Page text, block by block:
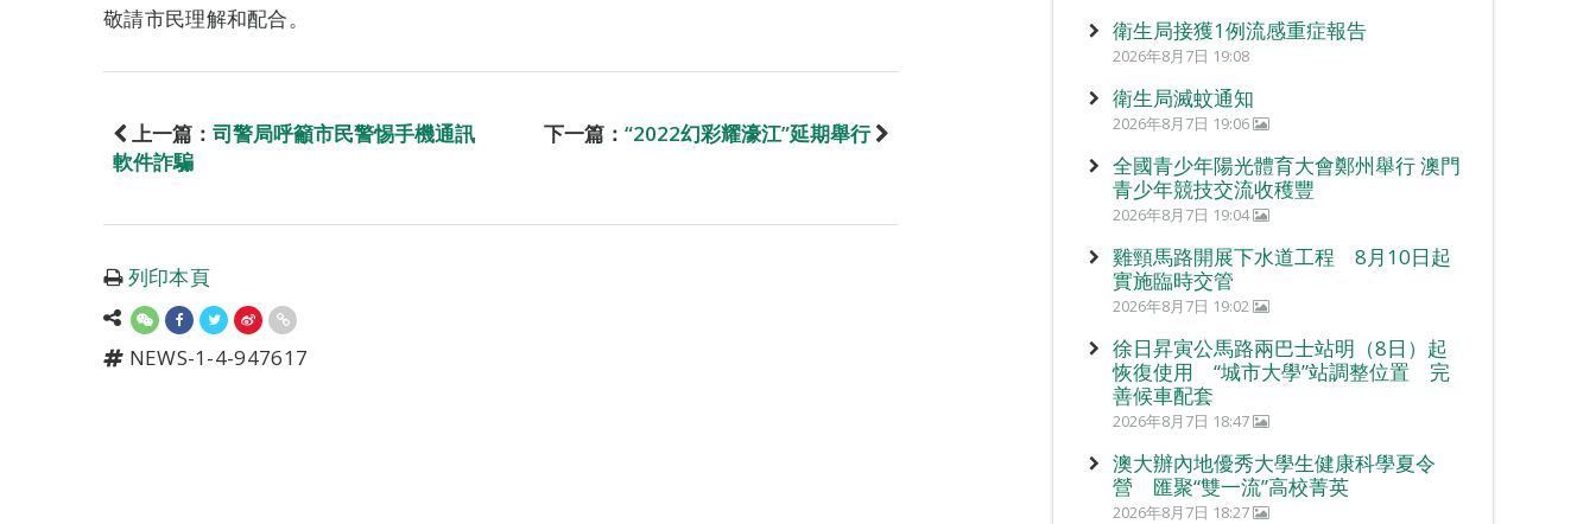
敬請市民理解和配合。
上一篇： 司警局呼籲市民警惕手機通訊
軟件詐騙
下一篇： “2022幻彩耀濠江”延期舉行
列印本頁
NEWS-1-4-947617
衛生局接獲1例流感重症報告
2026年8月7日 19:08
衛生局滅蚊通知
2026年8月7日 19:06
全國青少年陽光體育大會鄭州舉行 澳門
青少年競技交流收穫豐
2026年8月7日 19:04
雞頸馬路開展下水道工程 8月10日起
實施臨時交管
2026年8月7日 19:02
徐日昇寅公馬路兩巴士站明（8日）起
恢復使用 “城市大學”站調整位置 完
善候車配套
2026年8月7日 18:47
澳大辦內地優秀大學生健康科學夏令
營 匯聚“雙一流”高校菁英
2026年8月7日 18:27